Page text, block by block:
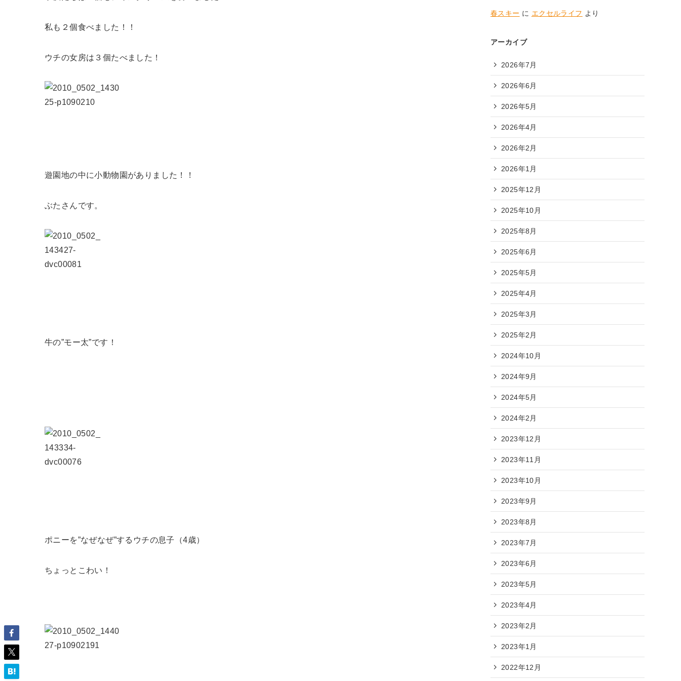
私も２個食べました！！
ウチの女房は３個たべました！
遊園地の中に小動物園がありました！！
ぶたさんです。
牛の”モー太”です！
ポニーを”なぜなぜ”するウチの息子（4歳）
ちょっとこわい！
春スキー に エクセルライフ より
アーカイブ
2026年7月
2026年6月
2026年5月
2026年4月
2026年2月
2026年1月
2025年12月
2025年10月
2025年8月
2025年6月
2025年5月
2025年4月
2025年3月
2025年2月
2024年10月
2024年9月
2024年5月
2024年2月
2023年12月
2023年11月
2023年10月
2023年9月
2023年8月
2023年7月
2023年6月
2023年5月
2023年4月
2023年2月
2023年1月
2022年12月